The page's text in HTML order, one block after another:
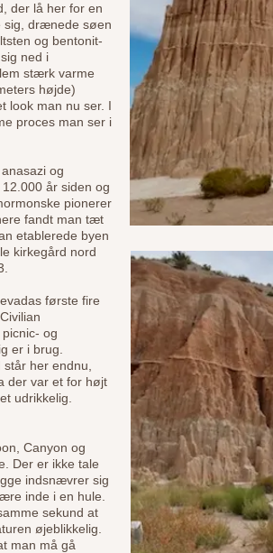
der lå her for en
sig, drænede søen
og bentonit-
ned i
stærk varme
højde)
look man nu ser. I
proces man ser i
og
år siden og
pionerer
fandt man tæt
etablerede byen
kirkegård nord
første fire
og
er i brug.
her endnu,
der var et for højt
udrikkelig.
Canyon og
Der er ikke tale
indsnævrer sig
inde i en hule.
sekund at
øjeblikkelig.
man må gå